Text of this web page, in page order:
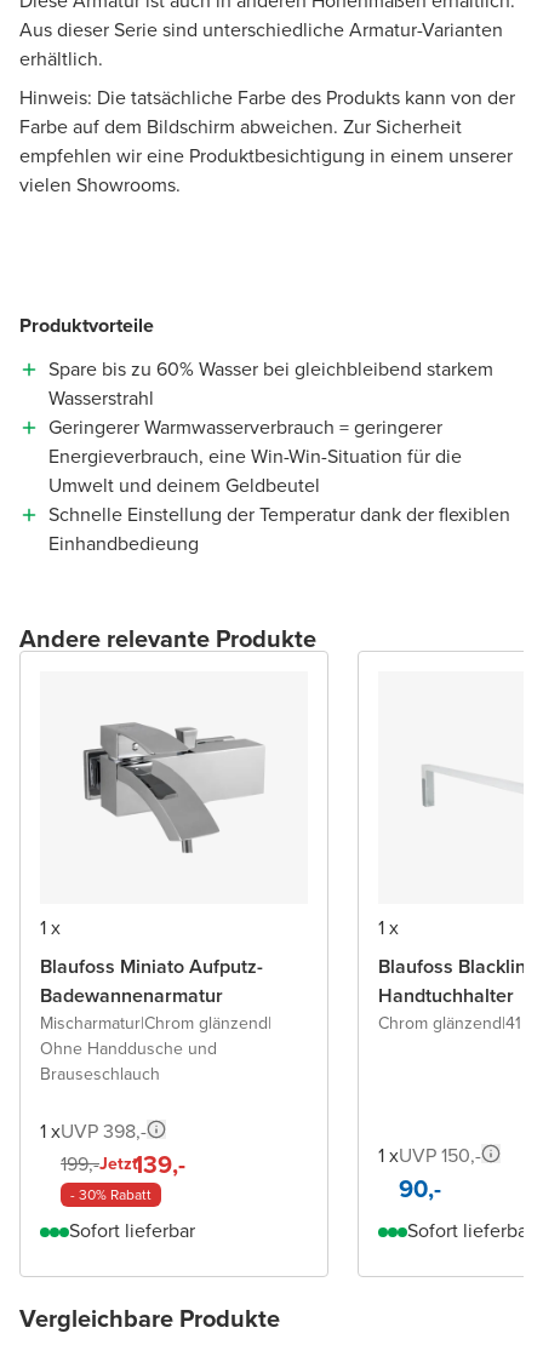
Aus dieser Serie sind unterschiedliche Armatur-Varianten
erhältlich.
Hinweis: Die tatsächliche Farbe des Produkts kann von der
Farbe auf dem Bildschirm abweichen. Zur Sicherheit
empfehlen wir eine Produktbesichtigung in einem unserer
vielen Showrooms.
Produktvorteile
Spare bis zu 60% Wasser bei gleichbleibend starkem
Wasserstrahl
Geringerer Warmwasserverbrauch = geringerer
Energieverbrauch, eine Win-Win-Situation für die
Umwelt und deinem Geldbeutel
Schnelle Einstellung der Temperatur dank der flexiblen
Einhandbedieung
Andere relevante Produkte
1 x
Blaufoss Miniato Aufputz-
Badewannenarmatur
Mischarmatur|Chrom glänzend|
Ohne Handdusche und
Brauseschlauch
1 xUVP 398,-
199,-Jetzt139,-
- 30% Rabatt
Sofort lieferbar
1 x
Blaufoss Blackline
Handtuchhalter
Chrom glänzend|41
1 xUVP 150,-
90,-
Sofort lieferbar
Vergleichbare Produkte